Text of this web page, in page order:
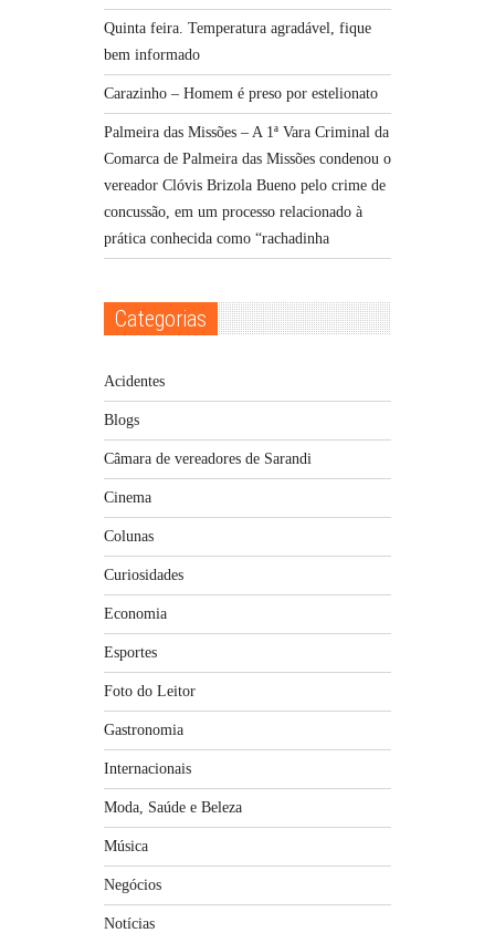
Quinta feira. Temperatura agradável, fique
bem informado
Carazinho – Homem é preso por estelionato
Palmeira das Missões – A 1ª Vara Criminal da
Comarca de Palmeira das Missões condenou o
vereador Clóvis Brizola Bueno pelo crime de
concussão, em um processo relacionado à
prática conhecida como “rachadinha
Categorias
Acidentes
Blogs
Câmara de vereadores de Sarandi
Cinema
Colunas
Curiosidades
Economia
Esportes
Foto do Leitor
Gastronomia
Internacionais
Moda, Saúde e Beleza
Música
Negócios
Notícias